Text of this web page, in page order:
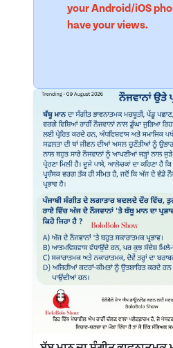
your Android/iOS
have your views.